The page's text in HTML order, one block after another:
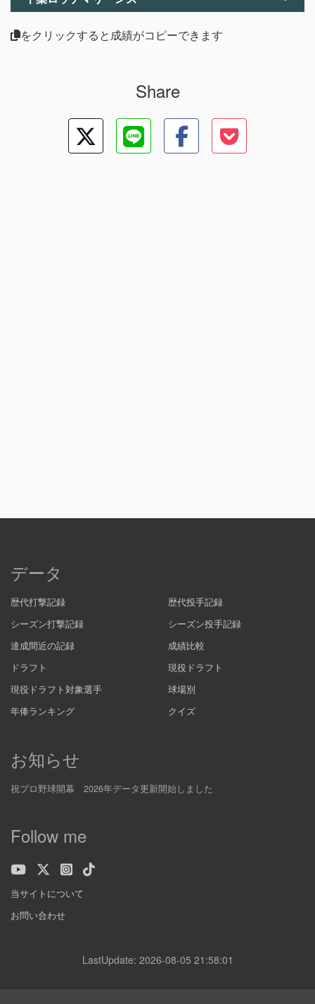
をクリックすると成績がコピーできます
Share
データ
歴代打撃記録
歴代投手記録
シーズン打撃記録
シーズン投手記録
達成間近の記録
成績比較
ドラフト
現役ドラフト
現役ドラフト対象選手
球場別
年俸ランキング
クイズ
お知らせ
祝プロ野球開幕 2026年データ更新開始しました
Follow me
当サイトについて
お問い合わせ
LastUpdate: 2026-08-05 21:58:01